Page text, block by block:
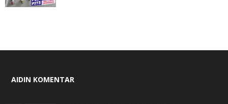
AIDIN KOMENTAR